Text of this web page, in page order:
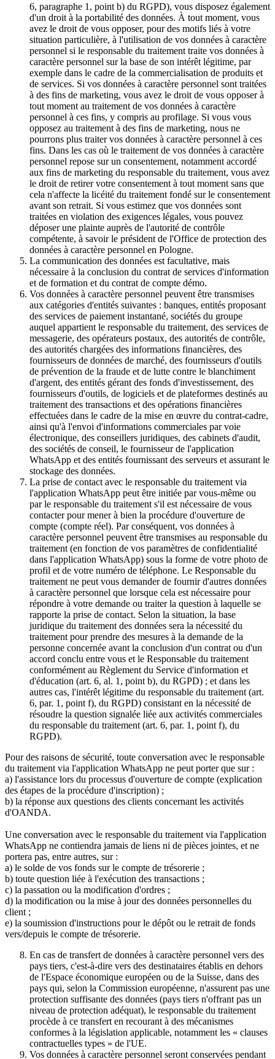
6, paragraphe 1, point b) du RGPD), vous disposez également
d'un droit à la portabilité des données. À tout moment, vous
avez le droit de vous opposer, pour des motifs liés à votre
situation particulière, à l'utilisation de vos données à caractère
personnel si le responsable du traitement traite vos données à
caractère personnel sur la base de son intérêt légitime, par
exemple dans le cadre de la commercialisation de produits et
de services. Si vos données à caractère personnel sont traitées
à des fins de marketing, vous avez le droit de vous opposer à
tout moment au traitement de vos données à caractère
personnel à ces fins, y compris au profilage. Si vous vous
opposez au traitement à des fins de marketing, nous ne
pourrons plus traiter vos données à caractère personnel à ces
fins. Dans les cas où le traitement de vos données à caractère
personnel repose sur un consentement, notamment accordé
aux fins de marketing du responsable du traitement, vous avez
le droit de retirer votre consentement à tout moment sans que
cela n'affecte la licéité du traitement fondé sur le consentement
avant son retrait. Si vous estimez que vos données sont
traitées en violation des exigences légales, vous pouvez
déposer une plainte auprès de l'autorité de contrôle
compétente, à savoir le président de l'Office de protection des
données à caractère personnel en Pologne.
La communication des données est facultative, mais
nécessaire à la conclusion du contrat de services d'information
et de formation et du contrat de compte démo.
Vos données à caractère personnel peuvent être transmises
aux catégories d'entités suivantes : banques, entités proposant
des services de paiement instantané, sociétés du groupe
auquel appartient le responsable du traitement, des services de
messagerie, des opérateurs postaux, des autorités de contrôle,
des autorités chargées des informations financières, des
fournisseurs de données de marché, des fournisseurs d'outils
de prévention de la fraude et de lutte contre le blanchiment
d'argent, des entités gérant des fonds d'investissement, des
fournisseurs d'outils, de logiciels et de plateformes destinés au
traitement des transactions et des opérations financières
effectuées dans le cadre de la mise en œuvre du contrat-cadre,
ainsi qu'à l'envoi d'informations commerciales par voie
électronique, des conseillers juridiques, des cabinets d'audit,
des sociétés de conseil, le fournisseur de l'application
WhatsApp et des entités fournissant des serveurs et assurant le
stockage des données.
La prise de contact avec le responsable du traitement via
l'application WhatsApp peut être initiée par vous-même ou
par le responsable du traitement s'il est nécessaire de vous
contacter pour mener à bien la procédure d'ouverture de
compte (compte réel). Par conséquent, vos données à
caractère personnel peuvent être transmises au responsable du
traitement (en fonction de vos paramètres de confidentialité
dans l'application WhatsApp) sous la forme de votre photo de
profil et de votre numéro de téléphone. Le Responsable du
traitement ne peut vous demander de fournir d'autres données
à caractère personnel que lorsque cela est nécessaire pour
répondre à votre demande ou traiter la question à laquelle se
rapporte la prise de contact. Selon la situation, la base
juridique du traitement des données sera la nécessité du
traitement pour prendre des mesures à la demande de la
personne concernée avant la conclusion d'un contrat ou d'un
accord conclu entre vous et le Responsable du traitement
conformément au Règlement du Service d'information et
d'éducation (art. 6, al. 1, point b), du RGPD) ; et dans les
autres cas, l'intérêt légitime du responsable du traitement (art.
6, par. 1, point f), du RGPD) consistant en la nécessité de
résoudre la question signalée liée aux activités commerciales
du responsable du traitement (art. 6, par. 1, point f), du
RGPD).
Pour des raisons de sécurité, toute conversation avec le responsable
du traitement via l'application WhatsApp ne peut porter que sur :
a) l'assistance lors du processus d'ouverture de compte (explication
des étapes de la procédure d'inscription) ;
b) la réponse aux questions des clients concernant les activités
d'OANDA.
Une conversation avec le responsable du traitement via l'application
WhatsApp ne contiendra jamais de liens ni de pièces jointes, et ne
portera pas, entre autres, sur :
a) le solde de vos fonds sur le compte de trésorerie ;
b) toute question liée à l'exécution des transactions ;
c) la passation ou la modification d'ordres ;
d) la modification ou la mise à jour des données personnelles du
client ;
e) la soumission d'instructions pour le dépôt ou le retrait de fonds
vers/depuis le compte de trésorerie.
En cas de transfert de données à caractère personnel vers des
pays tiers, c'est-à-dire vers des destinataires établis en dehors
de l'Espace économique européen ou de la Suisse, dans des
pays qui, selon la Commission européenne, n'assurent pas une
protection suffisante des données (pays tiers n'offrant pas un
niveau de protection adéquat), le responsable du traitement
procède à ce transfert en recourant à des mécanismes
conformes à la législation applicable, notamment les « clauses
contractuelles types » de l'UE.
Vos données à caractère personnel seront conservées pendant